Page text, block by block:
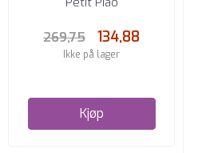
269,75 134,88
Ikke på lager
Kjøp